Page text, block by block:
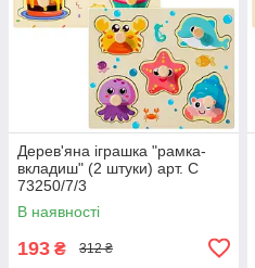
Дерев'яна іграшка "рамка-
вкладиш" (2 штуки) арт. C
73250/7/3
В наявності
193 ₴ 312 ₴